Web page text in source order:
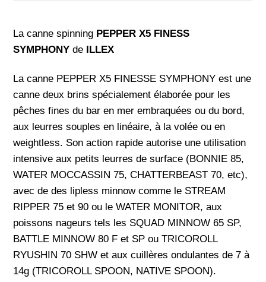
La canne spinning PEPPER X5 FINESS
SYMPHONY de ILLEX
La canne PEPPER X5 FINESSE SYMPHONY est une
canne deux brins spécialement élaborée pour les
pêches fines du bar en mer embraquées ou du bord,
aux leurres souples en linéaire, à la volée ou en
weightless. Son action rapide autorise une utilisation
intensive aux petits leurres de surface (BONNIE 85,
WATER MOCCASSIN 75, CHATTERBEAST 70, etc),
avec de des lipless minnow comme le STREAM
RIPPER 75 et 90 ou le WATER MONITOR, aux
poissons nageurs tels les SQUAD MINNOW 65 SP,
BATTLE MINNOW 80 F et SP ou TRICOROLL
RYUSHIN 70 SHW et aux cuillères ondulantes de 7 à
14g (TRICOROLL SPOON, NATIVE SPOON).